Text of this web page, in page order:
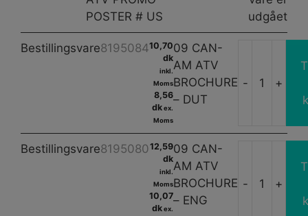
udgået
POSTER # US
8195084
09 CAN-
AM ATV
BROCHURE
– DUT
10,70
dk
inkl.
Moms
8,56
dkex.
Moms
Bestillingsvare
-
AM
ATV
+
8195080
09 CAN-
AM ATV
BROCHURE
– ENG
12,59
dk
inkl.
Moms
10,07
dkex.
Bestillingsvare
- +